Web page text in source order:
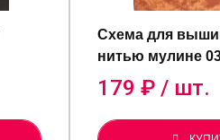
Схема для
нитью мулине
179 ₽ / шт.